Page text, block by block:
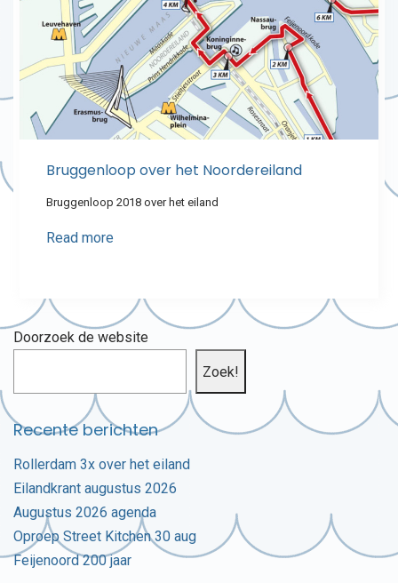
Bruggenloop over het Noordereiland
Bruggenloop 2018 over het eiland
Read more
Doorzoek de website
Zoek!
Recente berichten
Rollerdam 3x over het eiland
Eilandkrant augustus 2026
Augustus 2026 agenda
Oproep Street Kitchen 30 aug
Feijenoord 200 jaar